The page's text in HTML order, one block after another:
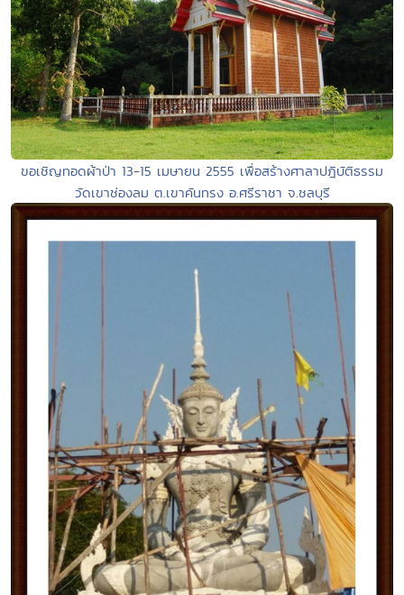
ขอเชิญทอดผ้าป่า 13-15 เมษายน 2555 เพื่อสร้างศาลาปฎิบัติธรรม
วัดเขาช่องลม ต.เขาคันทรง อ.ศรีราชา จ.ชลบุรี